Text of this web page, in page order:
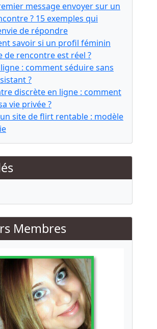
message envoyer sur un
? 15 exemples qui
de répondre
savoir si un profil féminin
de rencontre est réel ?
: comment séduire sans
?
discrète en ligne : comment
vie privée ?
site de flirt rentable : modèle
Membres